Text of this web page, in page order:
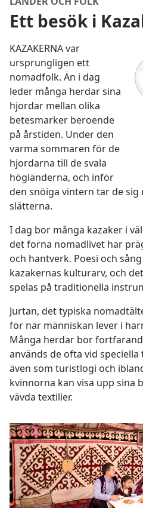
Ett besök i
KAZAKERNA var
ursprungligen ett
nomadfolk. Än i dag
leder många herdar sina
hjordar mellan olika
betesmarker beroende
på årstiden. Under den
varma sommaren för de
hjordarna till de svala
högländerna, och inför
den snöiga vintern tar de sig
slätterna.
I dag bor många kazaker i
det forna nomadlivet har
och hantverk. Poesi och
kazakernas kulturarv, och
spelas på traditionella
Jurtan, det typiska
för när människan lever i
Många herdar bor
används de ofta vid
även som turistlogi och
kvinnorna kan visa upp sina
vävda textilier.